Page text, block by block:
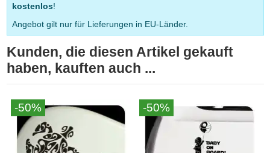
kostenlos!
Angebot gilt nur für Lieferungen in EU-Länder.
Kunden, die diesen Artikel gekauft
haben, kauften auch ...
-50% -50%